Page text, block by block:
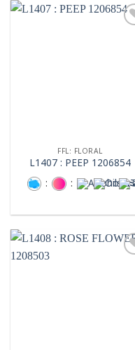
FFL: FLORAL
L1407 : PEEP 1206854
:
: :